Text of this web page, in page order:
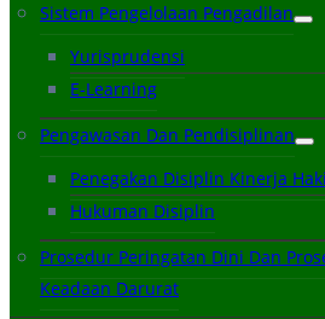
Sistem Pengelolaan Pengadilan
Yurisprudensi
E-Learning
Pengawasan Dan Pendisiplinan
Penegakan Disiplin Kinerja
Hukuman Disiplin
Prosedur Peringatan Dini Dan
Keadaan Darurat